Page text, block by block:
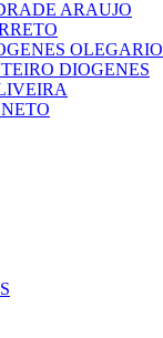
ARAUJO
OLEGARIO
DIOGENES